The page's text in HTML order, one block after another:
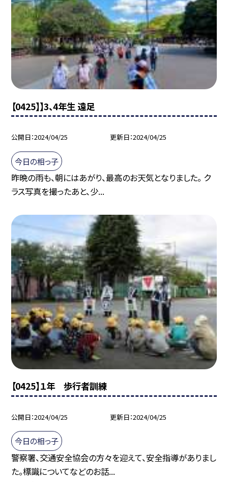
【0425】】3、4年生 遠足
公開日 2024/04/25 更新日 2024/04/25
今日の相っ子
昨晩の雨も、朝にはあがり、最高のお天気となりました。 ク
ラス写真を撮ったあと、少...
【0425】１年 歩行者訓練
公開日 2024/04/25 更新日 2024/04/25
今日の相っ子
警察署、交通安全協会の方々を迎えて、安全指導がありまし
た。標識についてなどのお話...